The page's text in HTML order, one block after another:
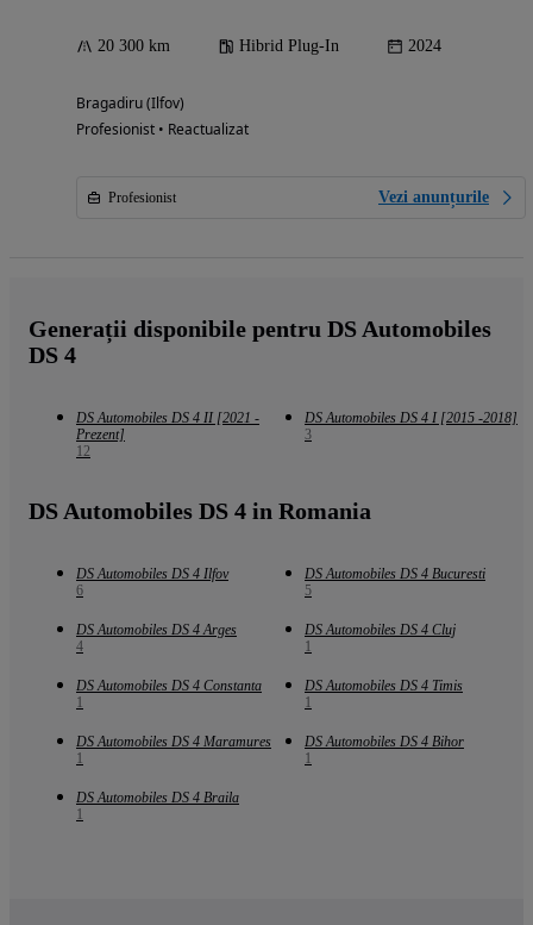
20 300 km Hibrid Plug-In 2024
Bragadiru (Ilfov)
Profesionist • Reactualizat
Profesionist Vezi anunțurile
Generații disponibile pentru DS Automobiles
DS 4
DS Automobiles DS 4 II [2021 -
Prezent]
12
DS Automobiles DS 4 I [2015 -2018]
3
DS Automobiles DS 4 in Romania
DS Automobiles DS 4 Ilfov
6
DS Automobiles DS 4 Bucuresti
5
DS Automobiles DS 4 Arges
4
DS Automobiles DS 4 Cluj
1
DS Automobiles DS 4 Constanta
1
DS Automobiles DS 4 Timis
1
DS Automobiles DS 4 Maramures
1
DS Automobiles DS 4 Bihor
1
DS Automobiles DS 4 Braila
1